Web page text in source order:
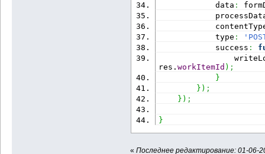
data :
type :
success :
res.workItemId ) ;
}
} ) ;
} ) ;
}
« Последнее редактирование: 01-06-